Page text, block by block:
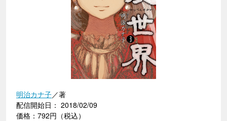
明治カナ子／著
配信開始日： 2018/02/09
価格：792円（税込）